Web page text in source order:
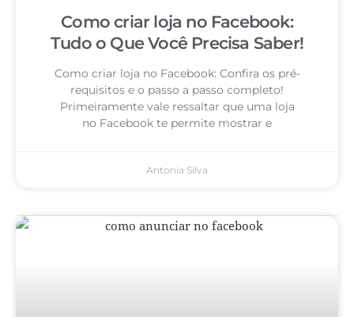
Como criar loja no Facebook:
Tudo o Que Você Precisa Saber!
Como criar loja no Facebook: Confira os pré-
requisitos e o passo a passo completo!
Primeiramente vale ressaltar que uma loja
no Facebook te permite mostrar e
Antonia Silva